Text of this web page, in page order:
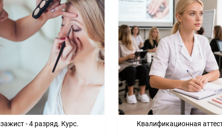
- 4 разряд. Курс. Квалификационная